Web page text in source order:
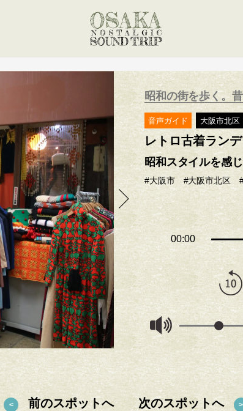
カラフルな色柄の古着が多く、
昭和の街を歩く。
音声ガイド 大阪市北区
レトロ古着ラン
昭和スタイルを感
#大阪市 #大阪市北区
00:00
前のスポットへ 次のスポットへ